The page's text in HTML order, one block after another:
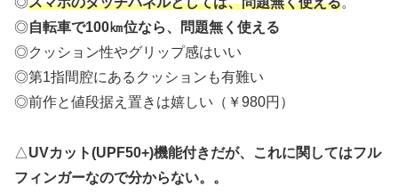
◎自転車で100㎞位なら、問題無く使える
◎クッション性やグリップ感はいい
◎第1指間腔にあるクッションも有難い
◎前作と値段据え置きは嬉しい（￥980円）
△UVカット(UPF50+)機能付きだが、これに関してはフル
フィンガーなので分からない。。